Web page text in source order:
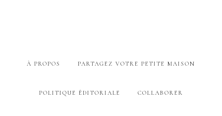
À PROPOS PARTAGEZ VOTRE PETITE MAISON
POLITIQUE ÉDITORIALE COLLABORER